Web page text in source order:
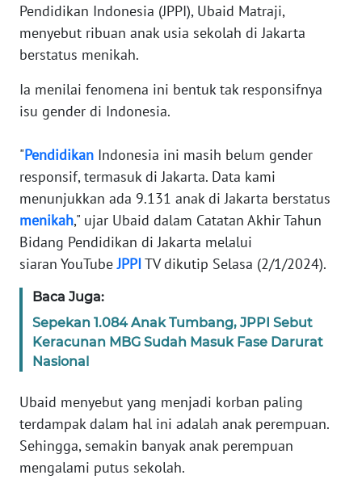
Pendidikan Indonesia (JPPI), Ubaid Matraji,
menyebut ribuan anak usia sekolah di Jakarta
berstatus menikah.
Ia menilai fenomena ini bentuk tak responsifnya
isu gender di Indonesia.
"Pendidikan Indonesia ini masih belum gender
responsif, termasuk di Jakarta. Data kami
menunjukkan ada 9.131 anak di Jakarta berstatus
menikah," ujar Ubaid dalam Catatan Akhir Tahun
Bidang Pendidikan di Jakarta melalui
siaran YouTubeJPPITV dikutip Selasa (2/1/2024).
Baca Juga:
Sepekan 1.084 Anak Tumbang, JPPI Sebut
Keracunan MBG Sudah Masuk Fase Darurat
Nasional
Ubaid menyebut yang menjadi korban paling
terdampak dalam hal ini adalah anak perempuan.
Sehingga, semakin banyak anak perempuan
mengalami putus sekolah.
EDITORIAL
Informasi
INDEKS
BERITA
KONTAK
IKLAN
TENTANG
KAMI
PEDOMAN
MEDIA
SIBER
REDAKSI
KARIR